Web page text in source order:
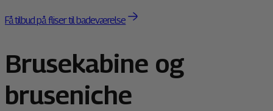
Få tilbud på fliser til badeværelse
Brusekabine og
bruseniche